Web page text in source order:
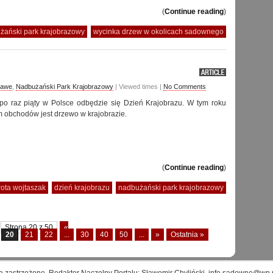
(Continue reading)
park krajobrazowy wycinka drzew w okolicach sadownego
Nadbużański Park Krajobrazowy | Viewed times | No Comments
raz piąty w Polsce odbędzie się Dzień Krajobrazu. W tym roku
obchodów jest drzewo w krajobrazie.
(Continue reading)
wojtaszak dzień krajobrazu nadbużański park krajobrazowy
Strona 20 z 50
«
20
21 22 ... 30 40 50 ... » Ostatnia »